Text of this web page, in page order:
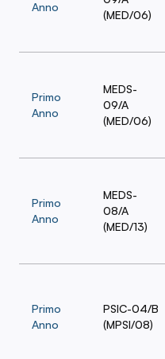
Anno
(MED/06)
Primo
Anno
MEDS-
09/A
(MED/06)
Primo
Anno
MEDS-
08/A
(MED/13)
Primo
Anno
PSIC-04/B
(MPSI/08)